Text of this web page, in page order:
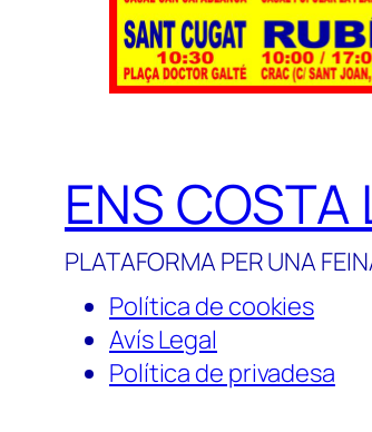
ENS COSTA
PLATAFORMA PER UNA
Política de cookies
Avís Legal
Política de privadesa